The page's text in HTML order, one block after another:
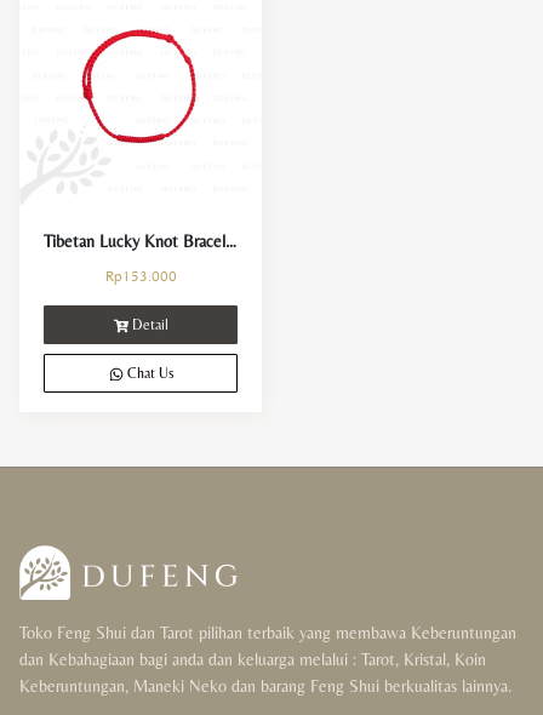
Love & Happiness
Protection & Support
Balance & Focus
For Her
For Couple
Crystals Collection
Decor Collection
Tibetan Lucky Knot Bracelet
Rp153.000
Detail
Chat Us
Toko Feng Shui dan Tarot pilihan terbaik yang membawa Keberuntungan
dan Kebahagiaan bagi anda dan keluarga melalui : Tarot, Kristal, Koin
Keberuntungan, Maneki Neko dan barang Feng Shui berkualitas lainnya.